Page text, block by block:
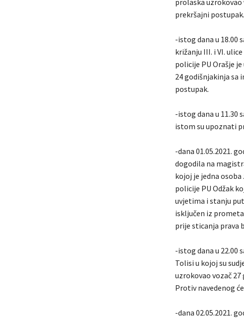
prolaska uzrokovao
prekršajni postupak.
-istog dana u 18.00
križanju III. i VI.
policije PU Orašje
24 godišnjakinja sa
postupak.
-istog dana u 11.30
istom su upoznati
-dana 01.05.2021.
dogodila na
kojoj je jedna
policije PU Odžak
uvjetima i stanju
isključen iz
prije sticanja prava
-istog dana u 22.00
Tolisi u kojoj su
uzrokovao vozač
Protiv navedenog
-dana 02.05.2021.